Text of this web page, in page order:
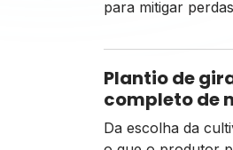
para mitigar
Plantio de
completo de
Da escolha da